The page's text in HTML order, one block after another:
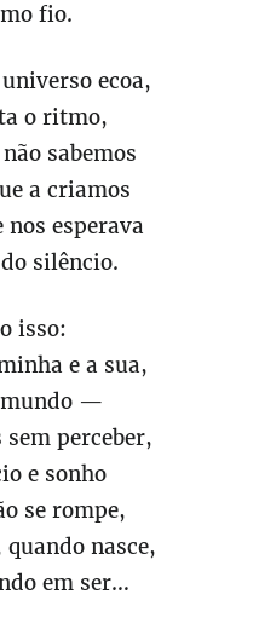
fio.
ecoa,
o ritmo,
sabemos
a criamos
nos esperava
silêncio.
isso:
e a sua,
mundo —
perceber,
e sonho
se rompe,
nasce,
em ser…